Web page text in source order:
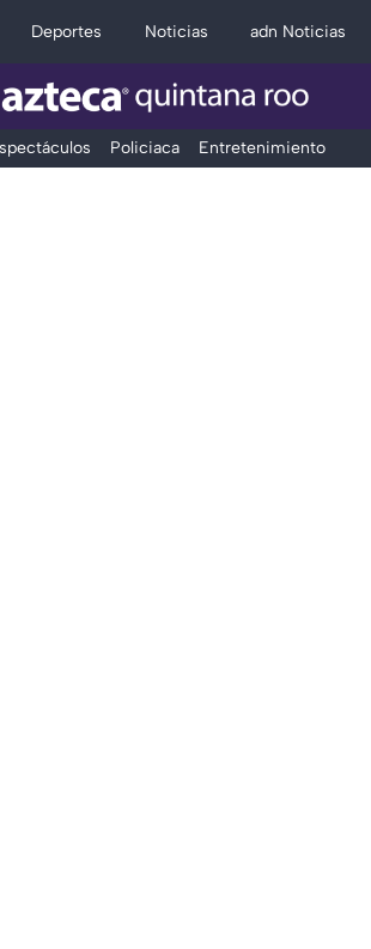
Deportes Noticias adn Noticias
Policiaca Entretenimiento